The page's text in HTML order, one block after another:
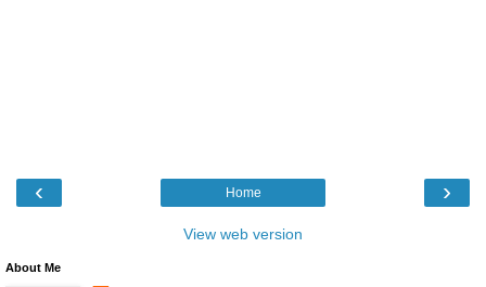
‹ ›
Home
View web version
About Me